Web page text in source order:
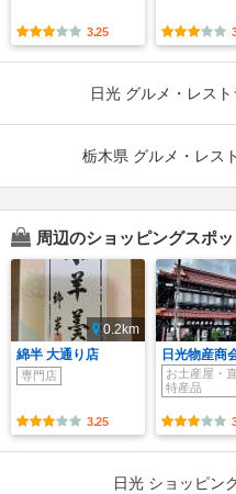
3.25
日光 グルメ・レス
栃木県 グルメ・レス
周辺のショッピングスポッ
0.2km
綿半 大通り店
専門店
3.25
日光物産商
お土産屋・
特産品
日光 ショッピン